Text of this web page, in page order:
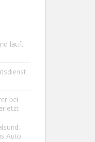
läuft
bei
Auto